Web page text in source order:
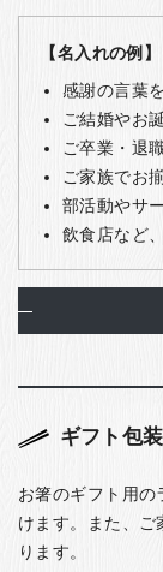
【名入れの例】
感謝の言葉
ご結婚やお
ご卒業・退
ご家族でお
部活動やサ
飲食店など
ギフト包
お箸のギフト用
けます。また、ご
ります。